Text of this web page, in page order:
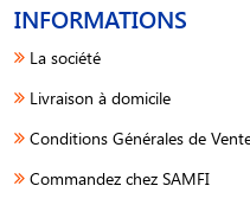
INFORMATIONS
La société
Livraison à domicile
Conditions Générales de
Commandez chez SAMFI